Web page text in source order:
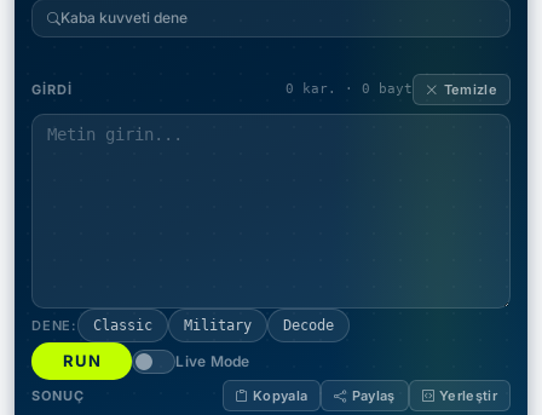
Kaba kuvveti dene
GIRDI 0 kar. · 0 bayt Temizle
DENE: Classic Military Decode
RUN Live Mode
SONUÇ Kopyala Paylaş Yerleştir